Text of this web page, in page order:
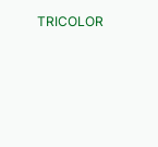
TRICOLOR